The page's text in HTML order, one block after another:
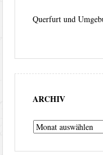
Querfurt und
ARCHIV
Archiv